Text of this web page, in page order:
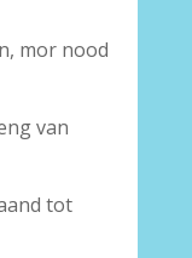
mor nood
van
tot